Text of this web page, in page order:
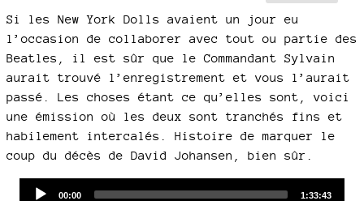
Si les New York Dolls avaient un jour eu
l’occasion de collaborer avec tout ou partie des
Beatles, il est sûr que le Commandant Sylvain
aurait trouvé l’enregistrement et vous l’aurait
passé. Les choses étant ce qu’elles sont, voici
une émission où les deux sont tranchés fins et
habilement intercalés. Histoire de marquer le
coup du décès de David Johansen, bien sûr.
Current
00:00
Total
1:33:43